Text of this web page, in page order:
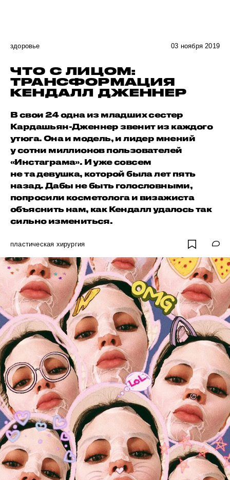
здоровье 03 ноября 2019
ЧТО С ЛИЦОМ:
ТРАНСФОРМАЦИЯ
КЕНДАЛЛ ДЖЕННЕР
В свои 24 одна из младших сестер
Кардашьян-Дженнер звенит из каждого
утюга. Она и модель, и лидер мнений
у сотни миллионов пользователей
«Инстаграма». И уже совсем
не та девушка, которой была лет пять
назад. Дабы не быть голословными,
попросили косметолога и визажиста
объяснить нам, как Кендалл удалось так
сильно измениться.
пластическая хирургия